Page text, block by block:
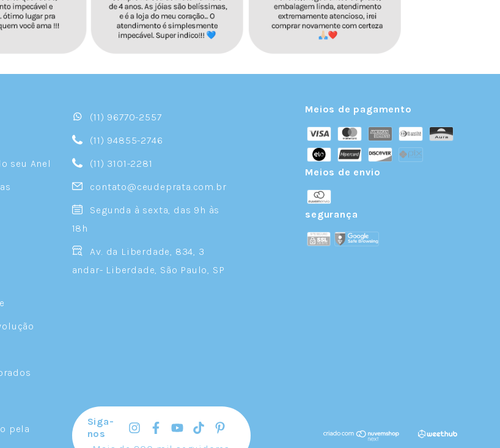
seu Anel
(11) 96770-2557
(11) 94855-2746
(11) 3101-2281
contato@ceudeprata.com.br
Segunda à sexta, das 9h às
18h
Av. da Liberdade, 834, 3
andar- Liberdade, São Paulo, SP
Meios de pagamento
Meios de envio
segurança
pela
Siga-
nos